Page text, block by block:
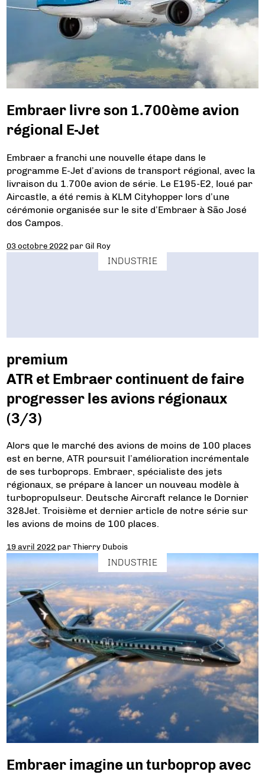
Embraer livre son 1.700ème avion
régional E-Jet
Embraer a franchi une nouvelle étape dans le
programme E-Jet d’avions de transport régional, avec la
livraison du 1.700e avion de série. Le E195-E2, loué par
Aircastle, a été remis à KLM Cityhopper lors d’une
cérémonie organisée sur le site d’Embraer à São José
dos Campos.
03 octobre 2022 parGil Roy
INDUSTRIE
premium
ATR et Embraer continuent de faire
progresser les avions régionaux
(3/3)
Alors que le marché des avions de moins de 100 places
est en berne, ATR poursuit l’amélioration incrémentale
de ses turboprops. Embraer, spécialiste des jets
régionaux, se prépare à lancer un nouveau modèle à
turbopropulseur. Deutsche Aircraft relance le Dornier
328Jet. Troisième et dernier article de notre série sur
les avions de moins de 100 places.
19 avril 2022 parThierry Dubois
INDUSTRIE
Embraer imagine un turboprop avec